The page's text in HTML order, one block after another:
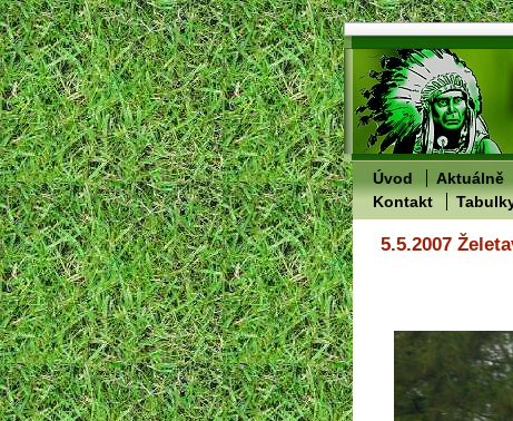
Úvod Aktuálně
Kontakt
5.5.2007